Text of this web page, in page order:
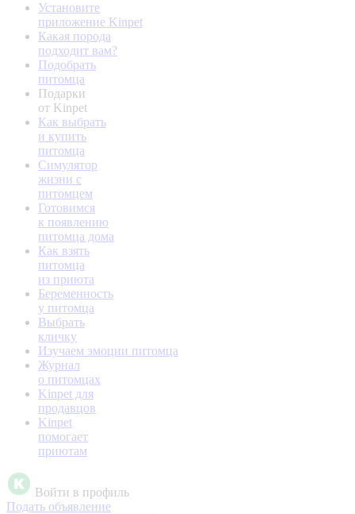
Установите
приложение Kinpet
Какая порода
подходит вам?
Подобрать
питомца
Подарки
от Kinpet
Как выбрать
и купить
питомца
Симулятор
жизни с
питомцем
Готовимся
к появлению
питомца дома
Как взять
питомца
из приюта
Беременность
у питомца
Выбрать
кличку
Изучаем эмоции питомца
Журнал
о питомцах
Kinpet для
продавцов
Kinpet
помогает
приютам
Войти в профиль
Подать объявление